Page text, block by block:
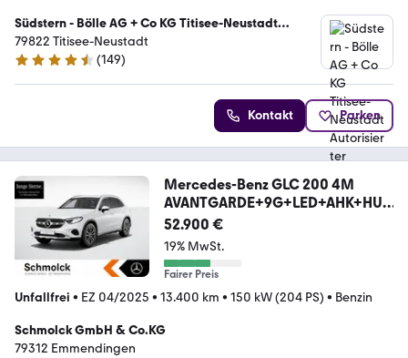
Südstern - Bölle AG + Co KG Titisee-Neustadt
Autorisierter Mercedes-Benz Verkauf und Service
79822 Titisee-Neustadt
4.7 Sterne
(149)
Kontakt Parken
Mercedes-Benz GLC 200 4M
AVANTGARDE+9G+LED+AHK+HUD
+DSTR+MEMORY
52.900 €
19% MwSt.
Fairer Preis
Unfallfrei • EZ 04/2025 • 13.400 km • 150 kW (204 PS) • Benzin
Schmolck GmbH & Co.KG
79312 Emmendingen